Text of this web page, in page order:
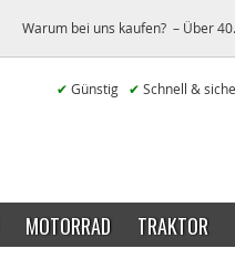
Warum bei uns kaufen? – Über
✔ Günstig ✔ Schnell &
MOTORRAD TRAKTOR